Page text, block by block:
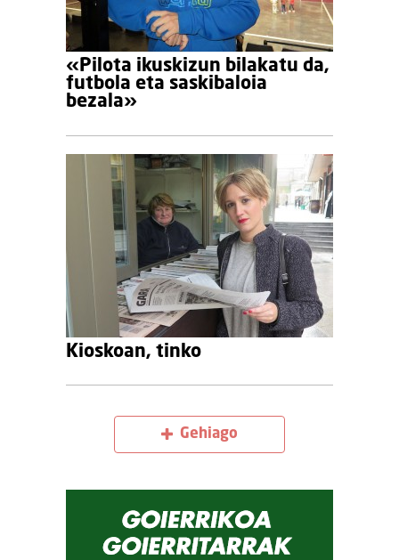
«Pilota ikuskizun bilakatu da,
futbola eta saskibaloia
bezala»
Kioskoan, tinko
Gehiago